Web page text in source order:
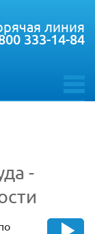
toggle
линия
333-14-84
-